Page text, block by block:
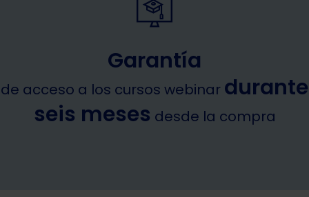
Garantía
de acceso a los cursos webinar durante
seis meses desde la compra